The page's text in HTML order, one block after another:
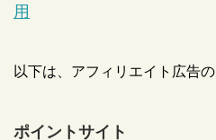
用
以下は、アフィリエイト広告の
ポイントサイト